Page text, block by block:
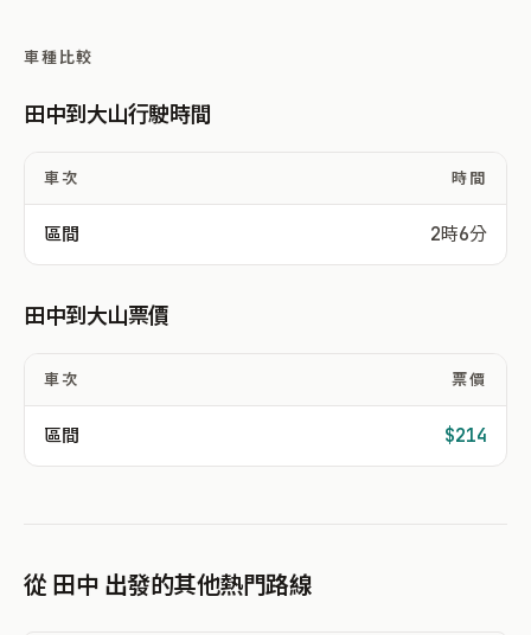
車種比較
田中到大山行駛時間
車次 時間
區間 2時6分
田中到大山票價
車次 票價
區間 $214
從 田中 出發的其他熱門路線